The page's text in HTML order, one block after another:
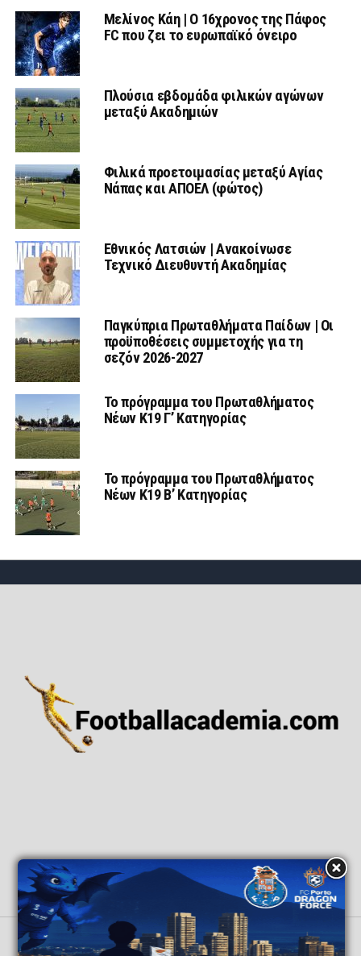
Μελίνος Κάη | Ο 16χρονος της Πάφος
FC που ζει το ευρωπαϊκό όνειρο
Πλούσια εβδομάδα φιλικών αγώνων
μεταξύ Ακαδημιών
Φιλικά προετοιμασίας μεταξύ Αγίας
Νάπας και ΑΠΟΕΛ (φώτος)
Εθνικός Λατσιών | Ανακοίνωσε
Τεχνικό Διευθυντή Ακαδημίας
Παγκύπρια Πρωταθλήματα Παίδων | Οι
προϋποθέσεις συμμετοχής για τη
σεζόν 2026-2027
Το πρόγραμμα του Πρωταθλήματος
Νέων Κ19 Γ’ Κατηγορίας
Το πρόγραμμα του Πρωταθλήματος
Νέων Κ19 Β’ Κατηγορίας
ΑΡΧΙΚΗ ΕΙΔΗΣΕΙΣ ΕΘΝΙΚΕΣ ΟΜΑΔΕΣ
ΑΚΑΔΗΜΙΕΣ